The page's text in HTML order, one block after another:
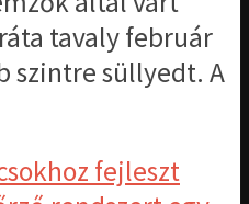
tavaly február
szintre süllyedt. A